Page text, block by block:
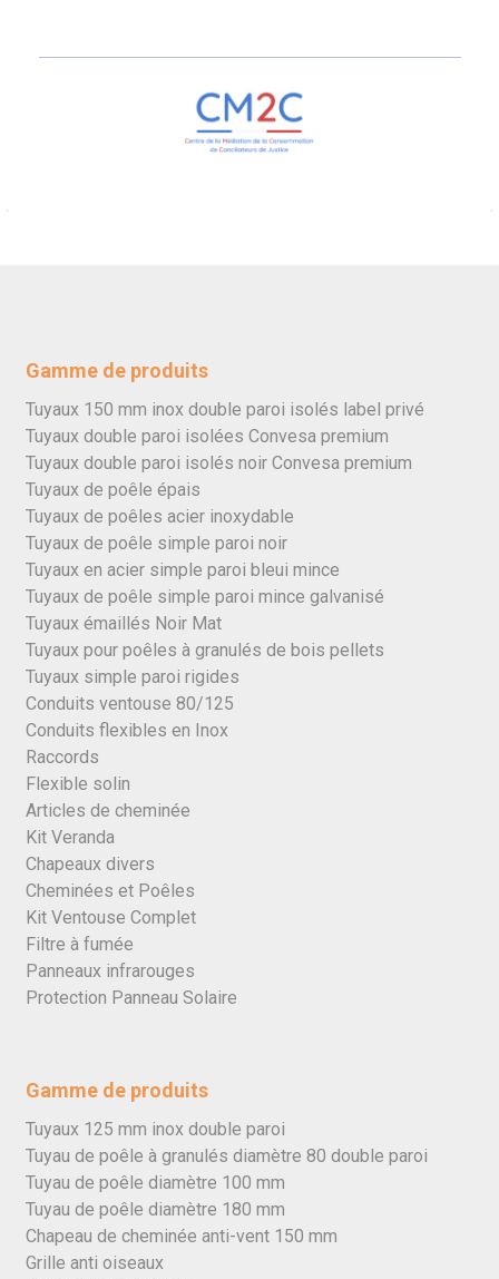
Gamme de produits
Tuyaux 150 mm inox double paroi isolés label privé
Tuyaux double paroi isolées Convesa premium
Tuyaux double paroi isolés noir Convesa premium
Tuyaux de poêle épais
Tuyaux de poêles acier inoxydable
Tuyaux de poêle simple paroi noir
Tuyaux en acier simple paroi bleui mince
Tuyaux de poêle simple paroi mince galvanisé
Tuyaux émaillés Noir Mat
Tuyaux pour poêles à granulés de bois pellets
Tuyaux simple paroi rigides
Conduits ventouse 80/125
Conduits flexibles en Inox
Raccords
Flexible solin
Articles de cheminée
Kit Veranda
Chapeaux divers
Cheminées et Poêles
Kit Ventouse Complet
Filtre à fumée
Panneaux infrarouges
Protection Panneau Solaire
Gamme de produits
Tuyaux 125 mm inox double paroi
Tuyau de poêle à granulés diamètre 80 double paroi
Tuyau de poêle diamètre 100 mm
Tuyau de poêle diamètre 180 mm
Chapeau de cheminée anti-vent 150 mm
Grille anti oiseaux